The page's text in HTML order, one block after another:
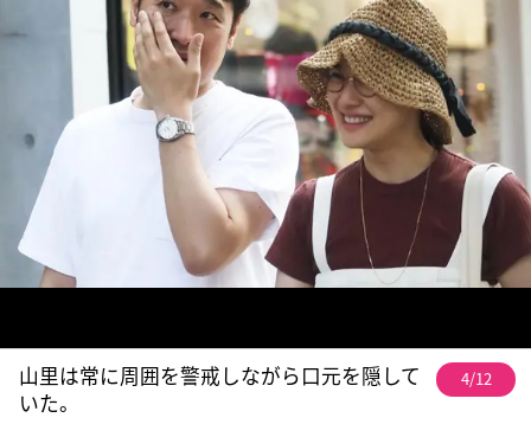
山里は常に周囲を警戒しながら口元を隠して
いた。
4/12